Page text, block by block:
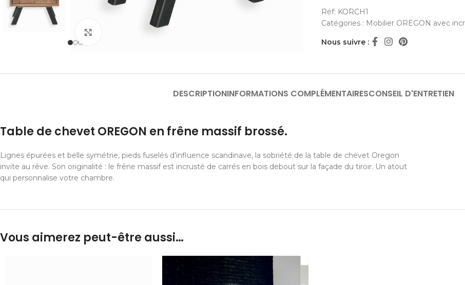
Réf: KORCH1
Catégories : Mobilier OREGON avec
Nous suivre :
DESCRIPTIONINFORMATIONS COMPLÉMENTAIRESCONSEIL D'ENTRETIEN
Table de chevet OREGON en frêne massif brossé.
Lignes épurées et belle symétrie, pieds fuselés d’influence scandinave, la sobriété de la table de chevet Oregon
invite au rêve. Son originalité : le frêne massif est incrusté de carrés en bois debout sur la façade du tiroir. Un atout
qui personnalise votre chambre.
Vous aimerez peut-être aussi…